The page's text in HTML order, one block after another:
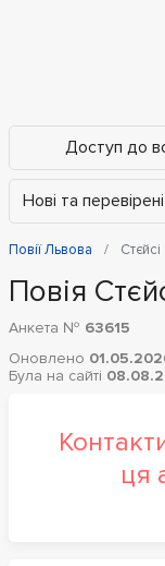
Доступ до
Нові та
Повії Львова
Повія
Анкета № 63615
Оновлено
Була на сайті
ця